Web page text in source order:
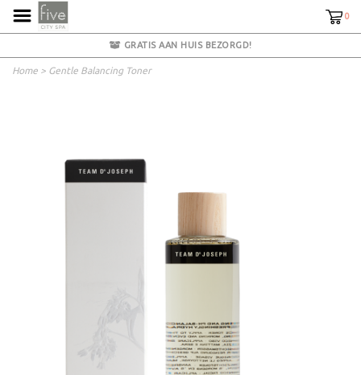
0
GRATIS AAN HUIS BEZORGD!
Home > Gentle Balancing Toner